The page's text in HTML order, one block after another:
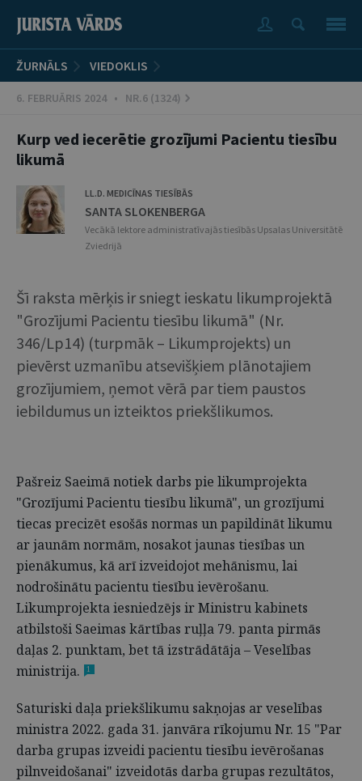
ŽURNĀLS VIEDOKLIS
6. FEBRUĀRIS 2024 • NR.6 (1324)
Kurp ved iecerētie grozījumi Pacientu tiesību
likumā
LL.D. MEDICĪNAS TIESĪBĀS
SANTA SLOKENBERGA
Vecākā lektore administratīvajās tiesībās Upsalas Universitātē
Zviedrijā
Šī raksta mērķis ir sniegt ieskatu likumprojektā
"Grozījumi Pacientu tiesību likumā" (Nr.
346/Lp14) (turpmāk – Likumprojekts) un
pievērst uzmanību atsevišķiem plānotajiem
grozījumiem, ņemot vērā par tiem paustos
iebildumus un izteiktos priekšlikumos.
Pašreiz Saeimā notiek darbs pie likumprojekta
"Grozījumi Pacientu tiesību likumā", un grozījumi
tiecas precizēt esošās normas un papildināt likumu
ar jaunām normām, nosakot jaunas tiesības un
pienākumus, kā arī izveidojot mehānismu, lai
nodrošinātu pacientu tiesību ievērošanu.
Likumprojekta iesniedzējs ir Ministru kabinets
atbilstoši Saeimas kārtības ruļļa 79. panta pirmās
daļas 2. punktam, bet tā izstrādātāja – Veselības
ministrija.
1
Saturiski daļa priekšlikumu sakņojas ar veselības
ministra 2022. gada 31. janvāra rīkojumu Nr. 15 "Par
darba grupas izveidi pacientu tiesību ievērošanas
pilnveidošanai" izveidotās darba grupas rezultātos,